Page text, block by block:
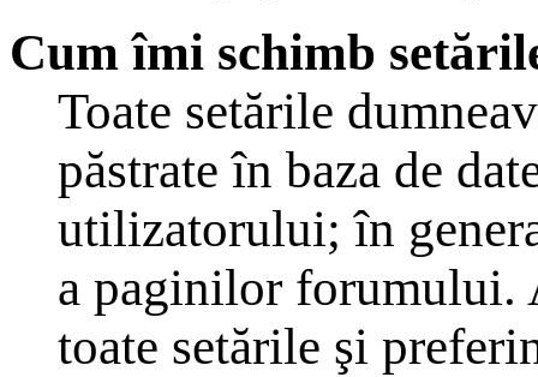
Cum îmi schimb
Toate setările
păstrate în baza de
utilizatorului; în
a paginilor forumului.
toate setările şi